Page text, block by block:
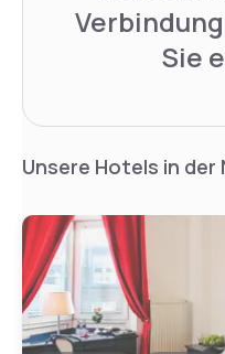
Sie
Unsere Hotels in der